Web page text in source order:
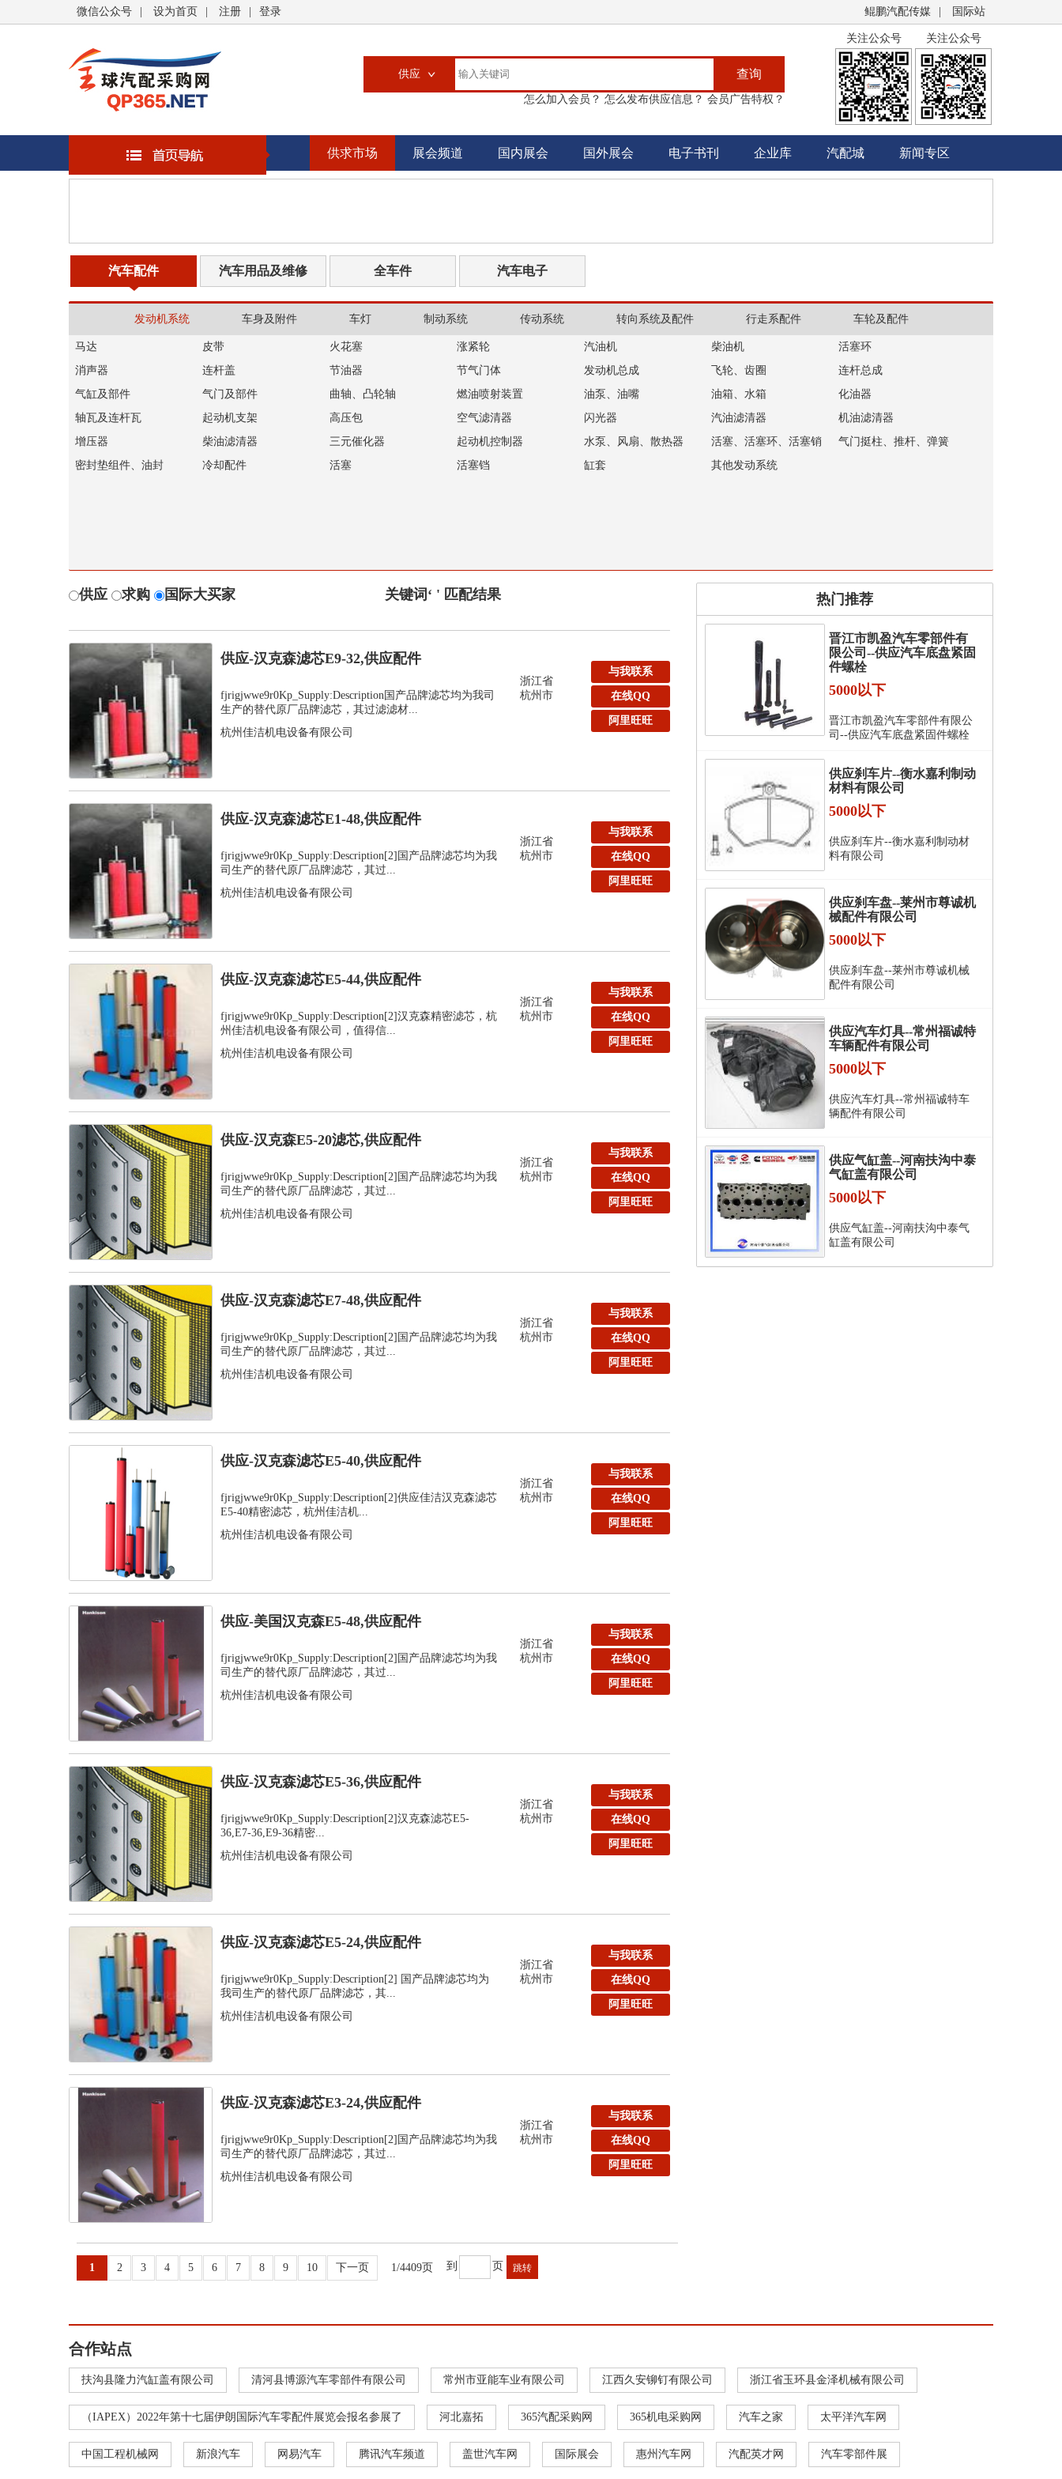
微信公众号 设为首页 注册 登录 鲲鹏汽配传媒 国际站
供应
求购
企业
书刊
查询
怎么加入会员？ 怎么发布供应信息？ 会员广告特权？
关注公众号 关注公众号
供求市场 展会频道 国内展会 国外展会 电子书刊 企业库 汽配城 新闻专区
汽车配件 汽车用品及维修 全车件 汽车电子
发动机系统 车身及附件 车灯 制动系统 传动系统 转向系统及配件 行走系配件 车轮及配件
马达 皮带 火花塞 涨紧轮 汽油机 柴油机
活塞环
消声器
连杆盖 节油器 节气门体 发动机总成 飞轮、齿圈
连杆总成
气缸及部件
气门及部件 曲轴、凸轮轴 燃油喷射装置 油泵、油嘴 油箱、水箱
化油器
轴瓦及连杆瓦
起动机支架 高压包 空气滤清器 闪光器 汽油滤清器
机油滤清器
增压器
柴油滤清器 三元催化器 起动机控制器 水泵、风扇、散热器 活塞、活塞环、活塞销
气门挺柱、推杆、弹簧
密封垫组件、油封
冷却配件 活塞 活塞铛 缸套 其他发动系统
供应 求购 国际大买家 关键词‘ ' 匹配结果
供应-汉克森滤芯E9-32,供应配件
fjrigjwwe9r0Kp_Supply:Description国产品牌滤芯均为我司
生产的替代原厂品牌滤芯，其过滤滤材...
杭州佳洁机电设备有限公司
浙江省
杭州市
与我联系
在线QQ
阿里旺旺
供应-汉克森滤芯E1-48,供应配件
fjrigjwwe9r0Kp_Supply:Description[2]国产品牌滤芯均为我
司生产的替代原厂品牌滤芯，其过...
杭州佳洁机电设备有限公司
浙江省
杭州市
与我联系
在线QQ
阿里旺旺
供应-汉克森滤芯E5-44,供应配件
fjrigjwwe9r0Kp_Supply:Description[2]汉克森精密滤芯，杭
州佳洁机电设备有限公司，值得信...
杭州佳洁机电设备有限公司
浙江省
杭州市
与我联系
在线QQ
阿里旺旺
供应-汉克森E5-20滤芯,供应配件
fjrigjwwe9r0Kp_Supply:Description[2]国产品牌滤芯均为我
司生产的替代原厂品牌滤芯，其过...
杭州佳洁机电设备有限公司
浙江省
杭州市
与我联系
在线QQ
阿里旺旺
供应-汉克森滤芯E7-48,供应配件
fjrigjwwe9r0Kp_Supply:Description[2]国产品牌滤芯均为我
司生产的替代原厂品牌滤芯，其过...
杭州佳洁机电设备有限公司
浙江省
杭州市
与我联系
在线QQ
阿里旺旺
供应-汉克森滤芯E5-40,供应配件
fjrigjwwe9r0Kp_Supply:Description[2]供应佳洁汉克森滤芯
E5-40精密滤芯，杭州佳洁机...
杭州佳洁机电设备有限公司
浙江省
杭州市
与我联系
在线QQ
阿里旺旺
供应-美国汉克森E5-48,供应配件
fjrigjwwe9r0Kp_Supply:Description[2]国产品牌滤芯均为我
司生产的替代原厂品牌滤芯，其过...
杭州佳洁机电设备有限公司
浙江省
杭州市
与我联系
在线QQ
阿里旺旺
供应-汉克森滤芯E5-36,供应配件
fjrigjwwe9r0Kp_Supply:Description[2]汉克森滤芯E5-
36,E7-36,E9-36精密...
杭州佳洁机电设备有限公司
浙江省
杭州市
与我联系
在线QQ
阿里旺旺
供应-汉克森滤芯E5-24,供应配件
fjrigjwwe9r0Kp_Supply:Description[2] 国产品牌滤芯均为
我司生产的替代原厂品牌滤芯，其...
杭州佳洁机电设备有限公司
浙江省
杭州市
与我联系
在线QQ
阿里旺旺
供应-汉克森滤芯E3-24,供应配件
fjrigjwwe9r0Kp_Supply:Description[2]国产品牌滤芯均为我
司生产的替代原厂品牌滤芯，其过...
杭州佳洁机电设备有限公司
浙江省
杭州市
与我联系
在线QQ
阿里旺旺
1 2 3 4 5 6 7 8 9 10 下一页 1/4409页 到 页
热门推荐
晋江市凯盈汽车零部件有
限公司--供应汽车底盘紧固
件螺栓
5000以下
晋江市凯盈汽车零部件有限公
司--供应汽车底盘紧固件螺栓
供应刹车片--衡水嘉利制动
材料有限公司
5000以下
供应刹车片--衡水嘉利制动材
料有限公司
供应刹车盘--莱州市尊诚机
械配件有限公司
5000以下
供应刹车盘--莱州市尊诚机械
配件有限公司
供应汽车灯具--常州福诚特
车辆配件有限公司
5000以下
供应汽车灯具--常州福诚特车
辆配件有限公司
供应气缸盖--河南扶沟中泰
气缸盖有限公司
5000以下
供应气缸盖--河南扶沟中泰气
缸盖有限公司
合作站点
扶沟县隆力汽缸盖有限公司 清河县博源汽车零部件有限公司 常州市亚能车业有限公司 江西久安铆钉有限公司 浙江省玉环县金泽机械有限公司
（IAPEX）2022年第十七届伊朗国际汽车零配件展览会报名参展了 河北嘉拓 365汽配采购网 365机电采购网 汽车之家 太平洋汽车网
中国工程机械网 新浪汽车 网易汽车 腾讯汽车频道 盖世汽车网 国际展会 惠州汽车网 汽配英才网 汽车零部件展